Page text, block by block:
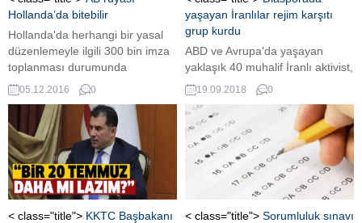
Hollanda’da bitebilir
Hollanda'da herhangi bir yasal
düzenlemeyle ilgili 300 bin imza
toplanması durumunda
referandumu zorunlu kılan yasa
maddesi, AB'nin yasama
faaliyetlerine bloke etme şansı
doğurdu.
05.12.2016 0
yaşayan İranlılar rejim karşıtı
grup kurdu
ABD ve Avrupa'da yaşayan
yaklaşık 40 muhalif İranlı aktivist,
"İran'ın Dirilişi (Iran Revival)" adlı
bir grup kurarak İran'da daha
seküler ve liberal bir rejim
çağrısında bulundu.
19.09.2018 0
< class="title"> KKTC Başbakanı
< class="title"> Sorumluluk sınavı